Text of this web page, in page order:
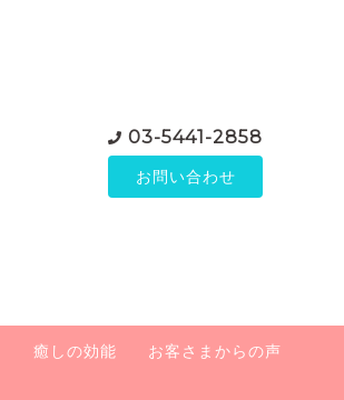
03-5441-2858
お問い合わせ
癒しの効能
お客さまからの声